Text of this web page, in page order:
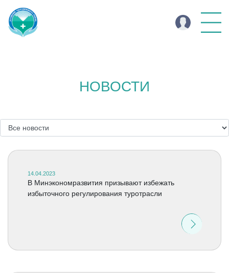
НОВОСТИ
14.04.2023
В Минэкономразвития призывают избежать
избыточного регулирования туротрасли